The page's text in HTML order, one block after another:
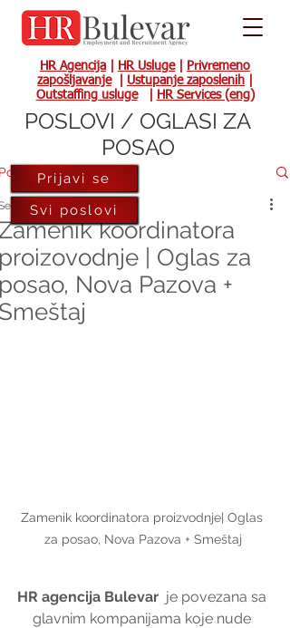
HR Agencija HR Usluge|
Privremeno
zapošljavanje| Ustupanje zaposlenih
Outstaffing usluge| HR Services (eng)
koordinatora
| Oglas za
Nova Pazova +
21, 2023
Zamenik koordinatora proizvodnje| Oglas
za posao, Nova Pazova + Smeštaj
HR agencija Bulevar
  je povezana sa
glavnim kompanijama koje nude
Prijavi se
Svi poslovi
POSLOVI / OGLASI ZA
POSAO